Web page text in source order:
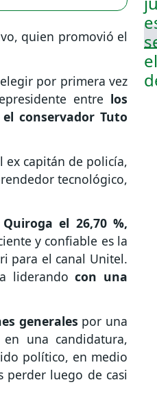
quien promovió el
por primera vez
entre los
conservador Tuto
ex capitán de policía,
tecnológico,
el 26,70 %,
y confiable es la
para el canal Unitel.
liderandocon una
generales por una
una candidatura,
político, en medio
perder luego de casi